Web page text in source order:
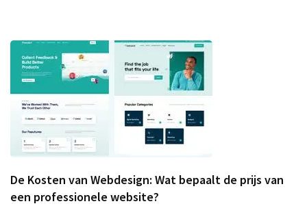
De Kosten van Webdesign: Wat bepaalt de prijs van
een professionele website?